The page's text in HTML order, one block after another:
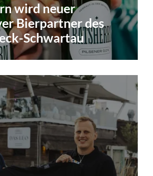
wird neuer
Bierpartner des
Schwartau